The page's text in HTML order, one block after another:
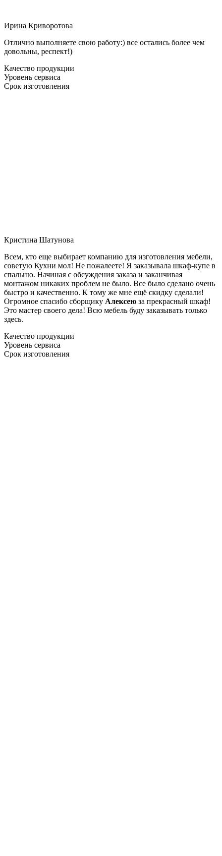
Ирина Криворотова
Отлично выполняете свою работу:) все остались более чем
довольны, респект!)
Качество продукции
Уровень сервиса
Срок изготовления
Кристина Шатунова
Всем, кто еще выбирает компанию для изготовления мебели,
советую Кухни мол! Не пожалеете! Я заказывала шкаф-купе в
спальню. Начиная с обсуждения заказа и заканчивая
монтажом никаких проблем не было. Все было сделано очень
быстро и качественно. К тому же мне ещё скидку сделали!
Огромное спасибо сборщику Алексею за прекрасный шкаф!
Это мастер своего дела! Всю мебель буду заказывать только
здесь.
Качество продукции
Уровень сервиса
Срок изготовления